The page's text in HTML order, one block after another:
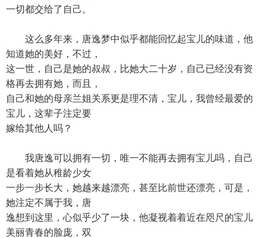
一切都交给了自己。
这么多年来，唐逸梦中似乎都能回忆起宝儿的味道，他
知道她的美好，不过，
这一世，自己是她的叔叔，比她大二十岁，自己已经没有资
格再去拥有她，而且，
自己和她的母亲兰姐关系更是理不清，宝儿，我曾经最爱的
宝儿，这辈子注定要
嫁给其他人吗？
我唐逸可以拥有一切，唯一不能再去拥有宝儿吗，自己
是看着她从稚龄少女
一步一步长大，她越来越漂亮，甚至比前世还漂亮，可是，
她注定不属于我，唐
逸想到这里，心似乎少了一块，他凝视着着近在咫尺的宝儿
美丽青春的脸庞，双